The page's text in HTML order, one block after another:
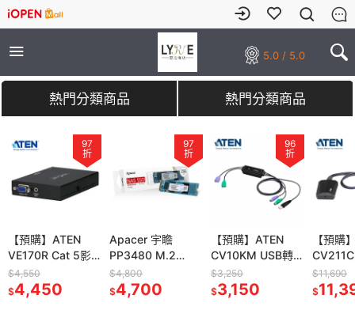
5.0 / 5.0
熱門分類商品 熱門分類商品
97
折
【預購】ATEN
VE170R Cat 5影
音訊號接收器(R端)
$4,550
$4,450
97
折
Apacer 宇瞻
PP3480 M.2
PCIe 固態硬
碟-256GB
PP3480-256GB
$4,800
$4,700
96
折
【預購】ATEN
CV10KM USB轉
PS/2轉換器
(80cm)
$3,250
$3,150
【預購
KVM 控
件 筆電
$11,690
$
97
折
5影
器(R端)
Apacer 宇瞻
PP3480 M.2
PCIe 固態硬
碟-256GB
PP3480-256GB
$
4,700
96
【預購】ATEN
CV10KM USB轉
PS/2轉換器
(80cm)
$
97
【預購】ATEN
CV211CP 攜帶型
KVM 控制器 IT 套
件 筆電控制端轉接
11,390